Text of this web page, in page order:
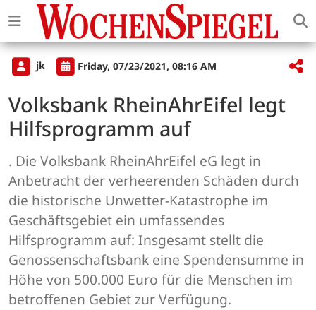
jk Friday, 07/23/2021, 08:16 AM
Volksbank RheinAhrEifel legt
Hilfsprogramm auf
. Die Volksbank RheinAhrEifel eG legt in
Anbetracht der verheerenden Schäden durch
die historische Unwetter-Katastrophe im
Geschäftsgebiet ein umfassendes
Hilfsprogramm auf: Insgesamt stellt die
Genossenschaftsbank eine Spendensumme in
Höhe von 500.000 Euro für die Menschen im
betroffenen Gebiet zur Verfügung.